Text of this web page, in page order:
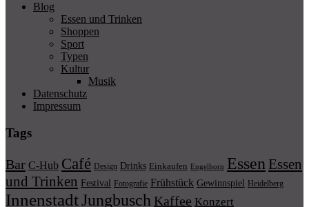
Blog
Essen und Trinken
Shoppen
Sport
Typen
Kultur
Musik
Datenschutz
Impressum
Tags
Bar C-Hub Café Design Drinks Einkaufen Engelhorn Essen Essen
und Trinken Festival Fotografie Frühstück Gewinnspiel Heidelberg
InnenstadtJungbusch Kaffee Konzert